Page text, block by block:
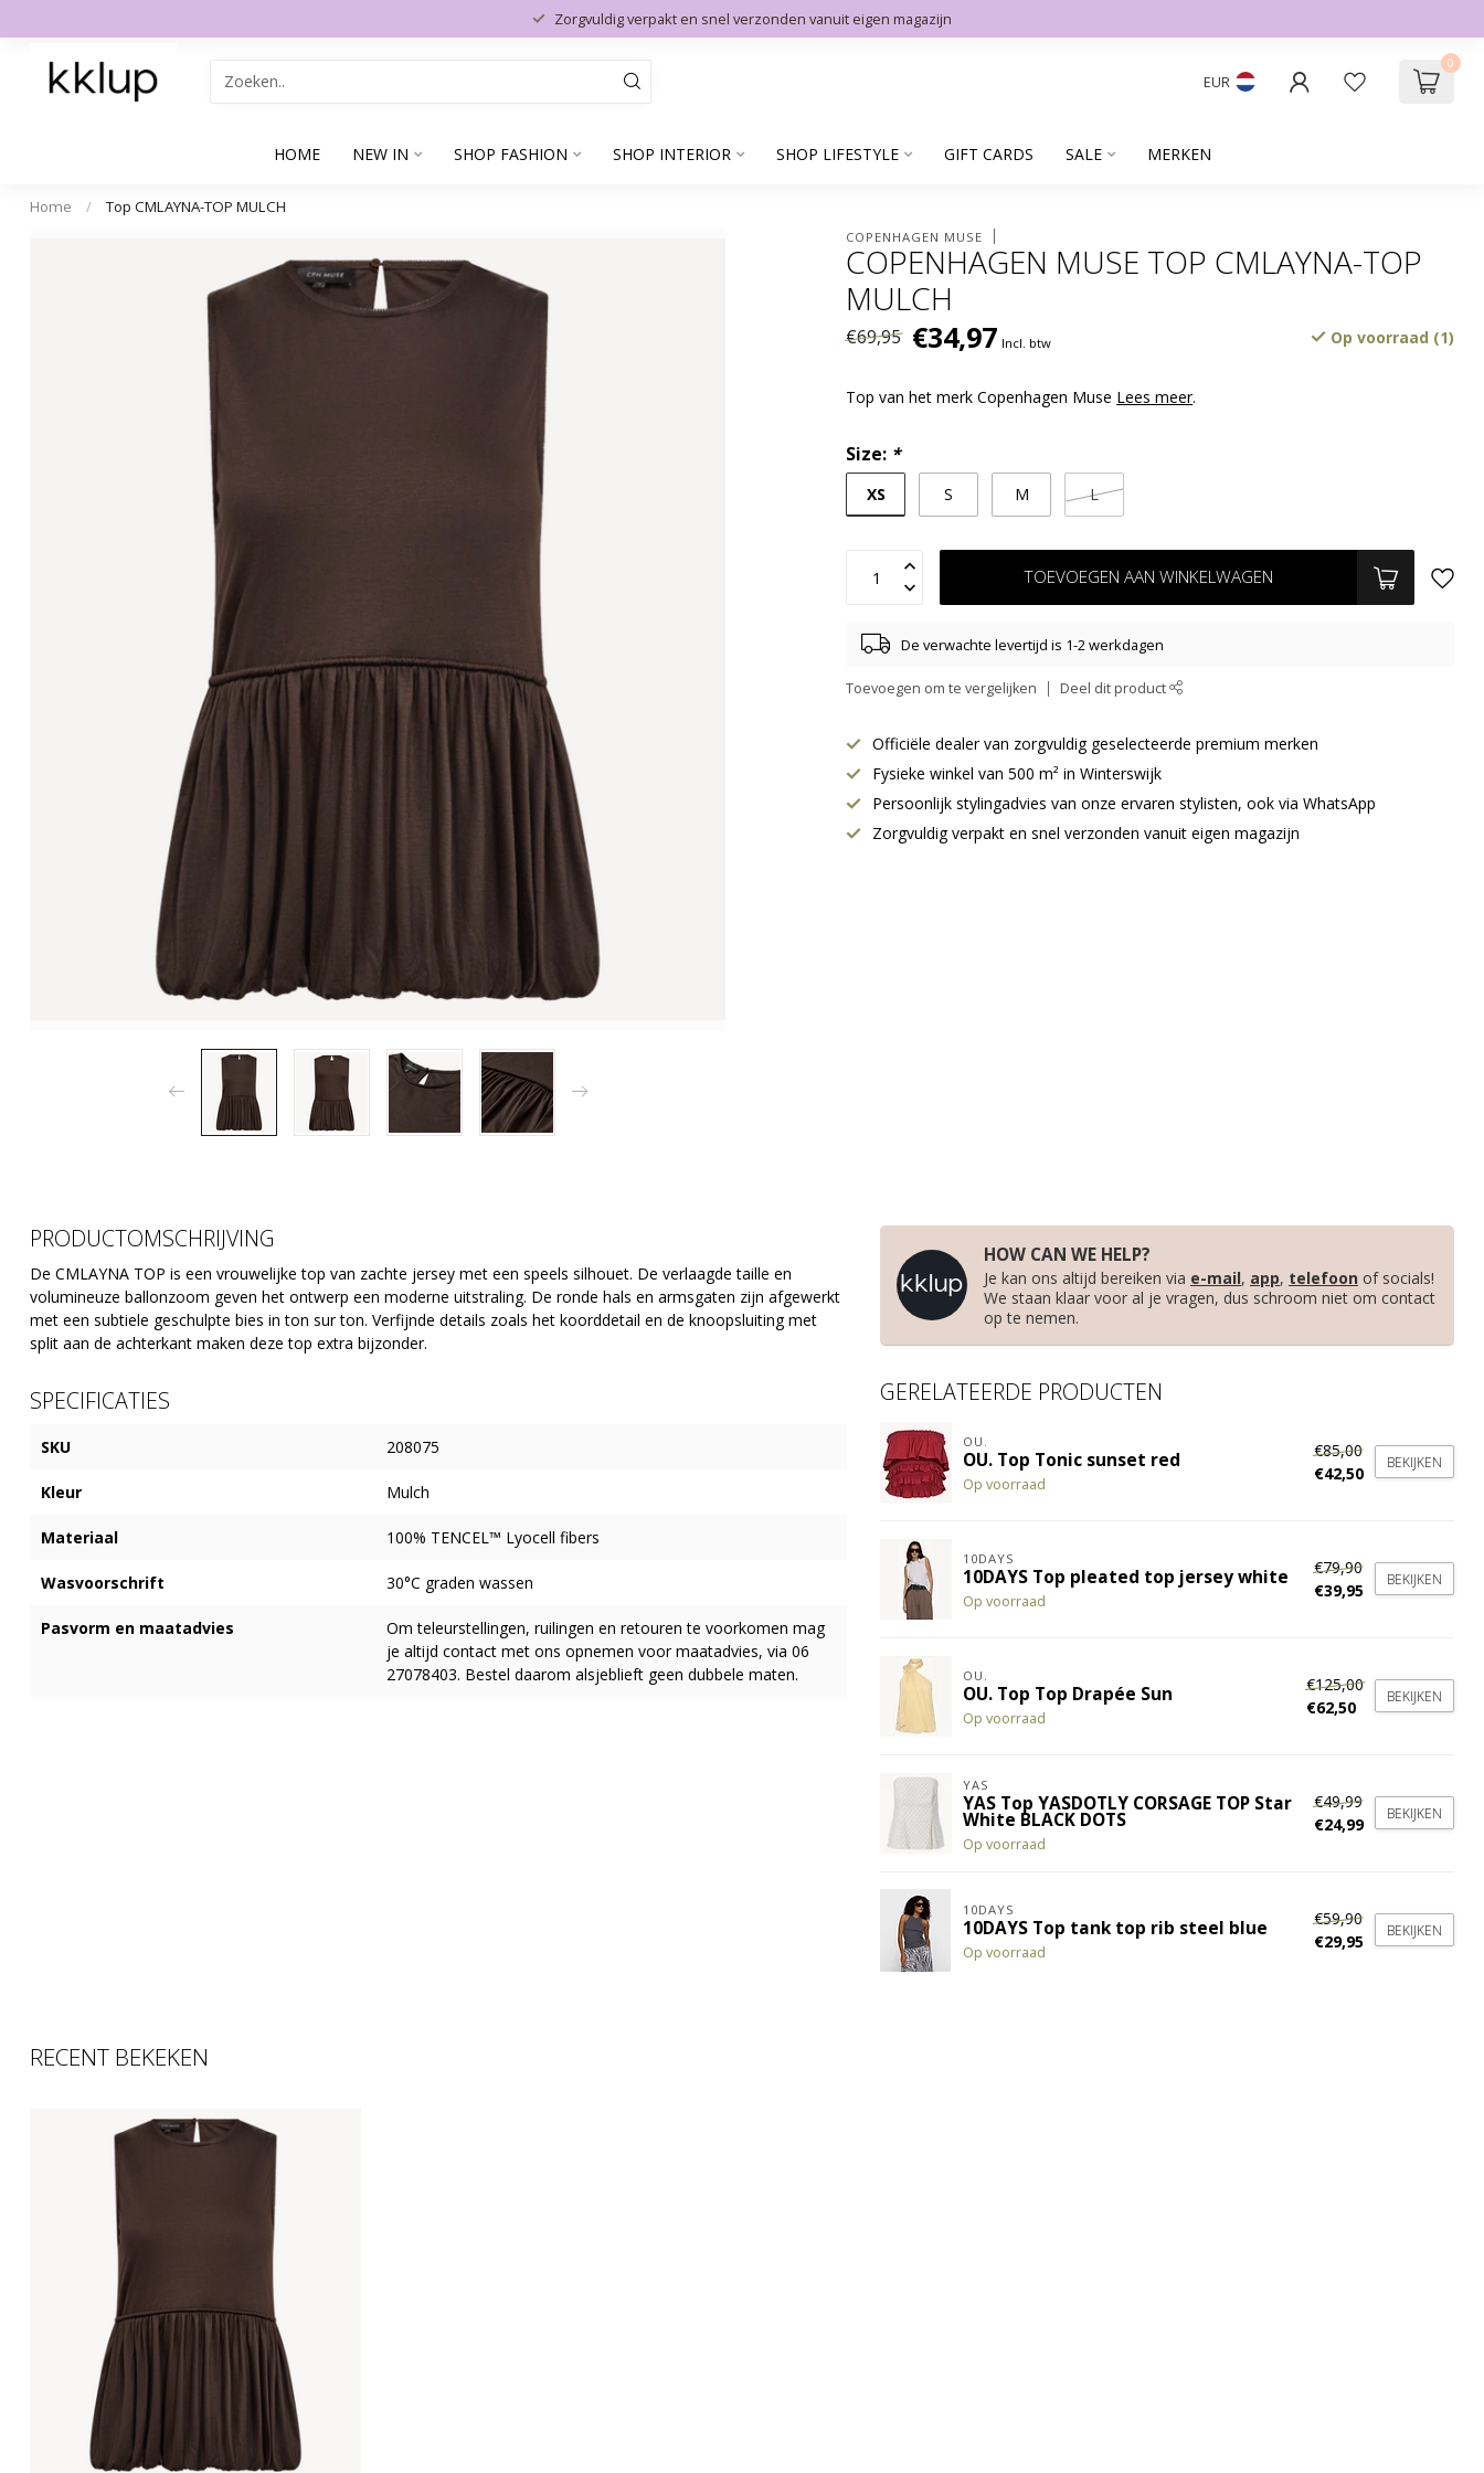
Zorgvuldig verpakt en snel verzonden vanuit eigen magazijn
EUR
0
HOME NEW IN SHOP FASHION SHOP INTERIOR SHOP LIFESTYLE GIFT CARDS SALE MERKEN
Home / Top CMLAYNA-TOP MULCH
COPENHAGEN MUSE
COPENHAGEN MUSE TOP CMLAYNA-TOP
MULCH
€69,95 €34,97 Incl. btw Op voorraad (1)
Top van het merk Copenhagen Muse Lees meer.
Size: *
XS S M L
TOEVOEGEN AAN WINKELWAGEN
De verwachte levertijd is 1-2 werkdagen
Toevoegen om te vergelijken Deel dit product
Officiële dealer van zorgvuldig geselecteerde premium merken
Fysieke winkel van 500 m² in Winterswijk
Persoonlijk stylingadvies van onze ervaren stylisten, ook via WhatsApp
Zorgvuldig verpakt en snel verzonden vanuit eigen magazijn
PRODUCTOMSCHRIJVING
De CMLAYNA TOP is een vrouwelijke top van zachte jersey met een speels silhouet. De verlaagde taille en
volumineuze ballonzoom geven het ontwerp een moderne uitstraling. De ronde hals en armsgaten zijn afgewerkt
met een subtiele geschulpte bies in ton sur ton. Verfijnde details zoals het koorddetail en de knoopsluiting met
split aan de achterkant maken deze top extra bijzonder.
SPECIFICATIES
SKU 208075
Kleur Mulch
Materiaal 100% TENCEL™ Lyocell fibers
Wasvoorschrift 30°C graden wassen
Pasvorm en maatadvies
Om teleurstellingen, ruilingen en retouren te voorkomen mag
je altijd contact met ons opnemen voor maatadvies, via 06
27078403. Bestel daarom alsjeblieft geen dubbele maten.
HOW CAN WE HELP?
Je kan ons altijd bereiken via e-mail, app, telefoon of socials!
We staan klaar voor al je vragen, dus schroom niet om contact
op te nemen.
GERELATEERDE PRODUCTEN
OU.
OU. Top Tonic sunset red
Op voorraad
€85,00
€42,50
BEKIJKEN
10DAYS
10DAYS Top pleated top jersey white
Op voorraad
€79,90
€39,95
BEKIJKEN
OU.
OU. Top Top Drapée Sun
Op voorraad
€125,00
€62,50
BEKIJKEN
YAS
YAS Top YASDOTLY CORSAGE TOP Star
White BLACK DOTS
Op voorraad
€49,99
€24,99
BEKIJKEN
10DAYS
10DAYS Top tank top rib steel blue
Op voorraad
€59,90
€29,95
BEKIJKEN
RECENT BEKEKEN